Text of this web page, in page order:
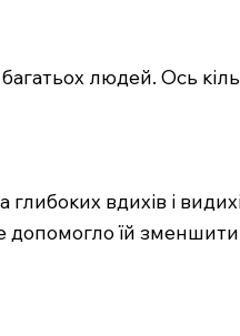
людей. Ось
глибоких вдихів і
їй